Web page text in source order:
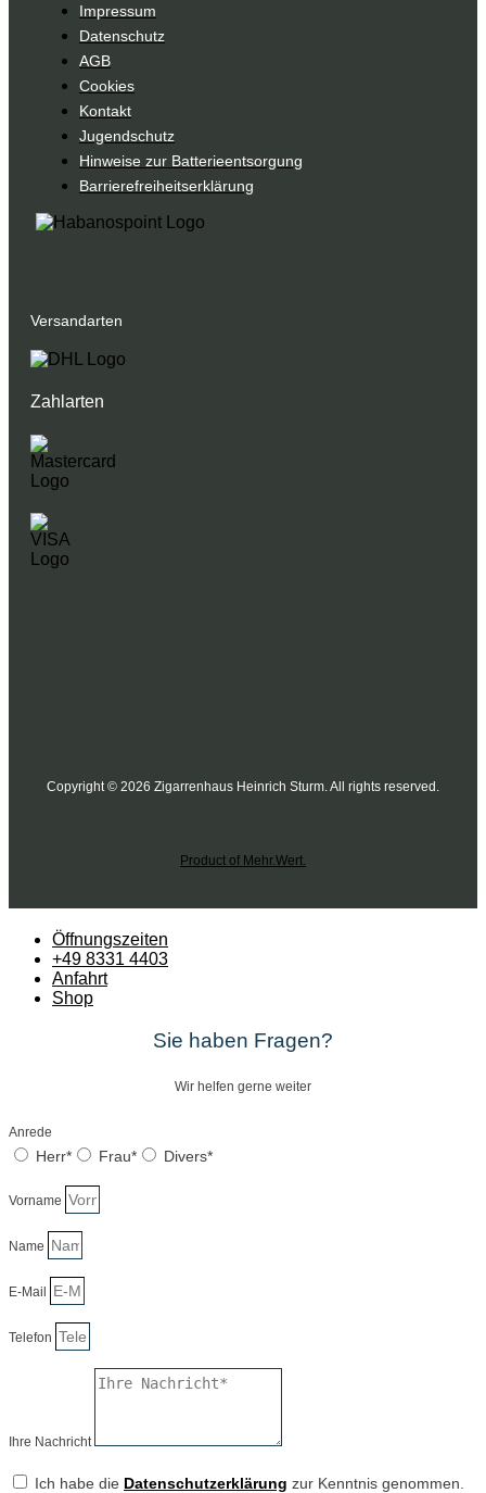
Impressum
Datenschutz
AGB
Cookies
Kontakt
Jugendschutz
Hinweise zur Batterieentsorgung
Barrierefreiheitserklärung
Versandarten
Zahlarten
Copyright © 2026 Zigarrenhaus Heinrich Sturm. All rights reserved.
Product of Mehr.Wert.
Öffnungszeiten
+49 8331 4403
Anfahrt
Shop
Sie haben Fragen?
Wir helfen gerne weiter
Anrede
Herr* Frau* Divers*
Vorname
Name
E-Mail
Telefon
Ihre Nachricht
Ich habe die Datenschutzerklärung zur Kenntnis genommen.